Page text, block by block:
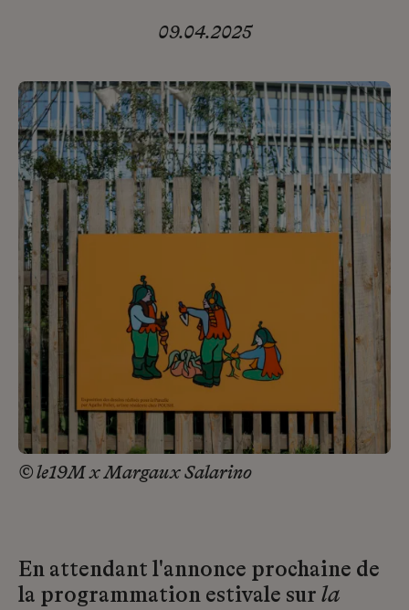
09.04.2025
© le19M x Margaux Salarino
En attendant l'annonce prochaine de
la programmation estivale sur la